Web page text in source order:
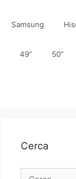
Samsung
49” 50”
Cerca
Ricerca